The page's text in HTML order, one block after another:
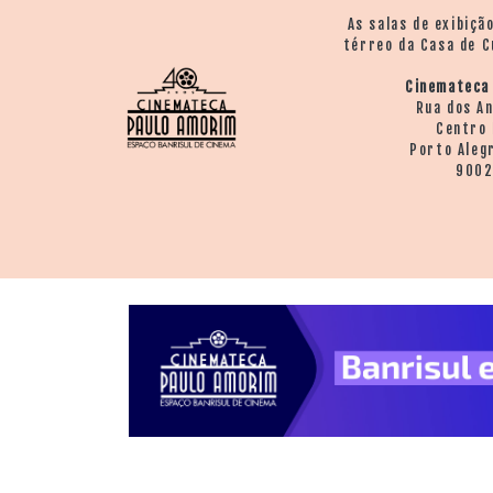
As salas de
térreo da Casa de
Rua dos
Centro
Porto